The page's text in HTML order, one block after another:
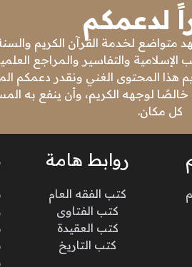
لدعمكم
متواضع لخدمة القرآن الكريم والسنة
والتفاسير والمراجع
هذا المحتوى الغني ونقدر دعمكم
لوجهه الكريم، وأن ينفع به
كل مكان.
روابط هامة
كتب الفقه العام
كتب الفتاوى
كتب العقيدة
كتب التاريخ